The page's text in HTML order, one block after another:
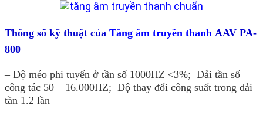
Thông số kỹ thuật của Tăng âm truyền thanh AAV PA-
800
– Độ méo phi tuyến ở tần số 1000HZ <3%; Dải tần số
công tác 50 – 16.000HZ; Độ thay đổi công suất trong dải
tần 1.2 lần